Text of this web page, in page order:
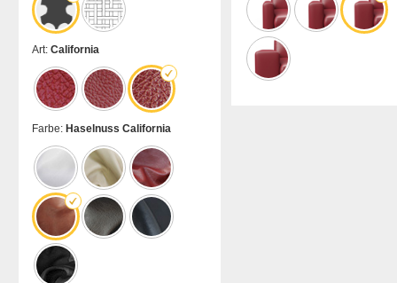
Art: California
Farbe: Haselnuss California